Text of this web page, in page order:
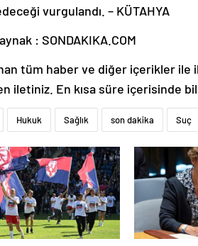
vurgulandı. – KÜTAHYA
: SONDAKIKA.COM
tüm haber ve diğer içerikler
iletiniz. En kısa süre içerisinde
Hukuk Sağlık son dakika Suç